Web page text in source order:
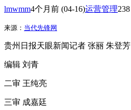
lmwmm4个月前 (04-16)运营管理238
来源： 当代先锋网
贵州日报天眼新闻记者 张丽 朱登芳
编辑 刘青
二审 王纯亮
三审 成嘉廷